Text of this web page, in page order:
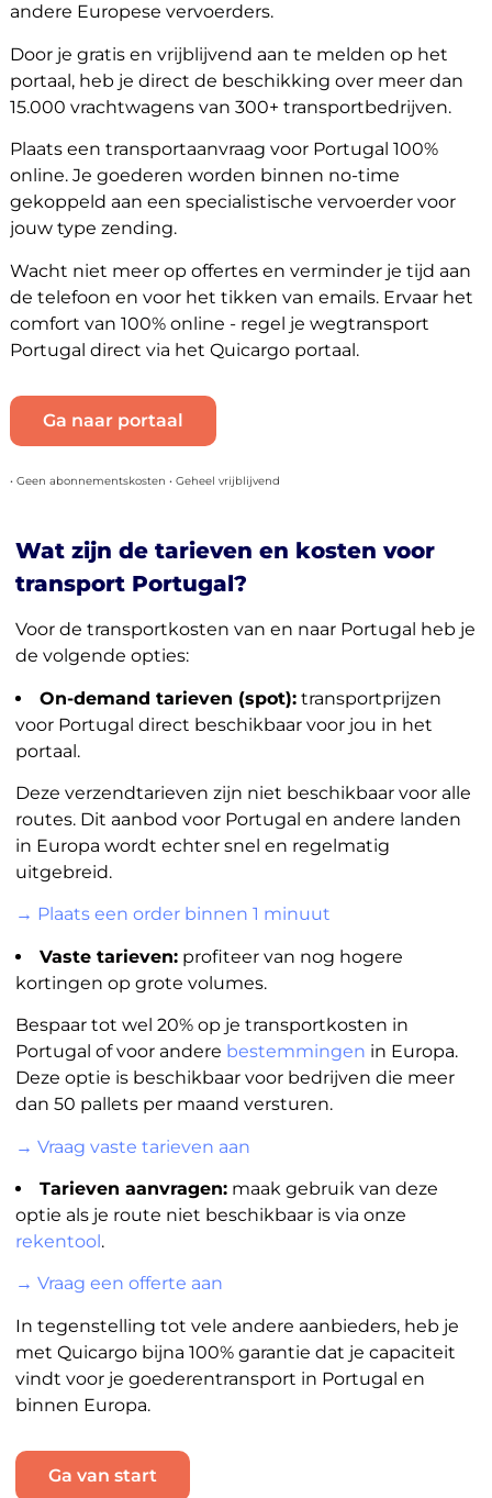
andere Europese vervoerders.
Door je gratis en vrijblijvend aan te melden op het
portaal, heb je direct de beschikking over meer dan
15.000 vrachtwagens van 300+ transportbedrijven.
Plaats een transportaanvraag voor Portugal 100%
online. Je goederen worden binnen no-time
gekoppeld aan een specialistische vervoerder voor
jouw type zending.
Wacht niet meer op offertes en verminder je tijd aan
de telefoon en voor het tikken van emails. Ervaar het
comfort van 100% online - regel je wegtransport
Portugal direct via het Quicargo portaal.
Ga naar portaal
• Geen abonnementskosten • Geheel vrijblijvend
Wat zijn de tarieven en kosten voor
transport Portugal?
Voor de transportkosten van en naar Portugal heb je
de volgende opties:
On-demand tarieven (spot):transportprijzen
voor Portugal direct beschikbaar voor jou in het
portaal.
Deze verzendtarieven zijn niet beschikbaar voor alle
routes. Dit aanbod voor Portugal en andere landen
in Europa wordt echter snel en regelmatig
uitgebreid.
→ Plaats een order binnen 1 minuut
Vaste tarieven:profiteer van nog hogere
kortingen op grote volumes.
Bespaar tot wel 20% op je transportkosten in
Portugal of voor andere bestemmingen in Europa.
Deze optie is beschikbaar voor bedrijven die meer
dan 50 pallets per maand versturen.
→ Vraag vaste tarieven aan
Tarieven aanvragen:maak gebruik van deze
optie als je route niet beschikbaar is via onze
rekentool.
→ Vraag een offerte aan
In tegenstelling tot vele andere aanbieders, heb je
met Quicargo bijna 100% garantie dat je capaciteit
vindt voor je goederentransport in Portugal en
binnen Europa.
Ga van start